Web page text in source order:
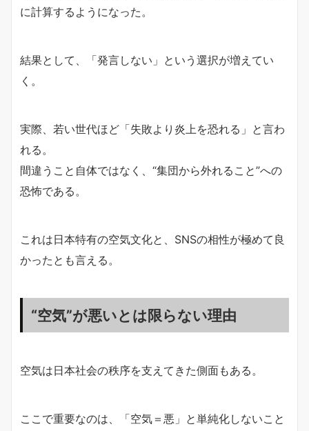
に計算するようになった。
結果として、「発言しない」という選択が増えてい
く。
実際、若い世代ほど「失敗より炎上を恐れる」と言わ
れる。
間違うこと自体ではなく、“集団から外れること”への
恐怖である。
これは日本特有の空気文化と、SNSの相性が極めて良
かったとも言える。
“空気”が悪いとは限らない理由
空気は日本社会の秩序を支えてきた側面もある。
ここで重要なのは、「空気＝悪」と単純化しないこと